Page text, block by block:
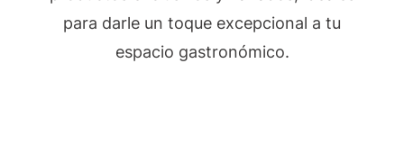
para darle un toque excepcional a tu
espacio gastronómico.